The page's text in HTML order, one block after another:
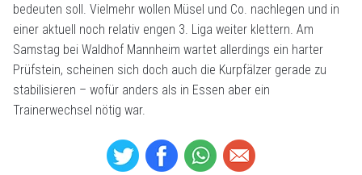
bedeuten soll. Vielmehr wollen Müsel und Co. nachlegen und in
einer aktuell noch relativ engen 3. Liga weiter klettern. Am
Samstag bei Waldhof Mannheim wartet allerdings ein harter
Prüfstein, scheinen sich doch auch die Kurpfälzer gerade zu
stabilisieren – wofür anders als in Essen aber ein
Trainerwechsel nötig war.